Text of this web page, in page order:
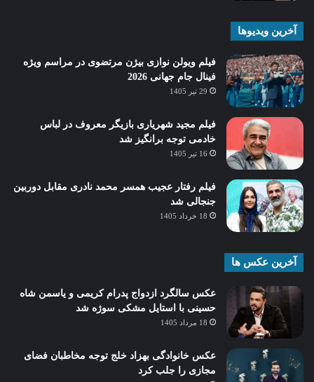
آخرین ویدیوها
فیلم ویولن نوازی بیژن مرتضوی در مراسم ویژه
فینال جام جهانی 2026
29 تیر 1405
فیلم مجید شهریاری بازیگر معروف در لباس
خادمی توجه برانگیز شد
16 تیر 1405
فیلم رفتار عجیب همسر محمد نادری مقابل دوربین
جنجالی شد
18 خرداد 1405
آخرین عکس ها
عکس سالگرد ازدواج پدرام کریمی و یاسمن شاه‌
حسینی با استایل مشکی سوژه شد
18 مرداد 1405
عکس خانوادگی بهزاد خلج توجه مخاطبان فضای
مجازی را جلب کرد